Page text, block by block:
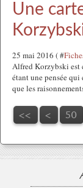
Une
25 mai 2016 ( #
Alfred Korzybski est
étant une pensée
que les
<< < 10
20
30
40
50